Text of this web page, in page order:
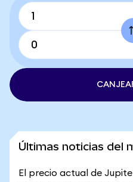
Últimas noticias del
El precio actual de